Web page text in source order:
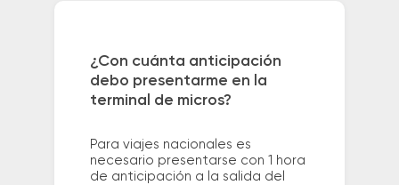
¿Con cuánta anticipación
debo presentarme en la
terminal de micros?
Para viajes nacionales es
necesario presentarse con 1 hora
de anticipación a la salida del